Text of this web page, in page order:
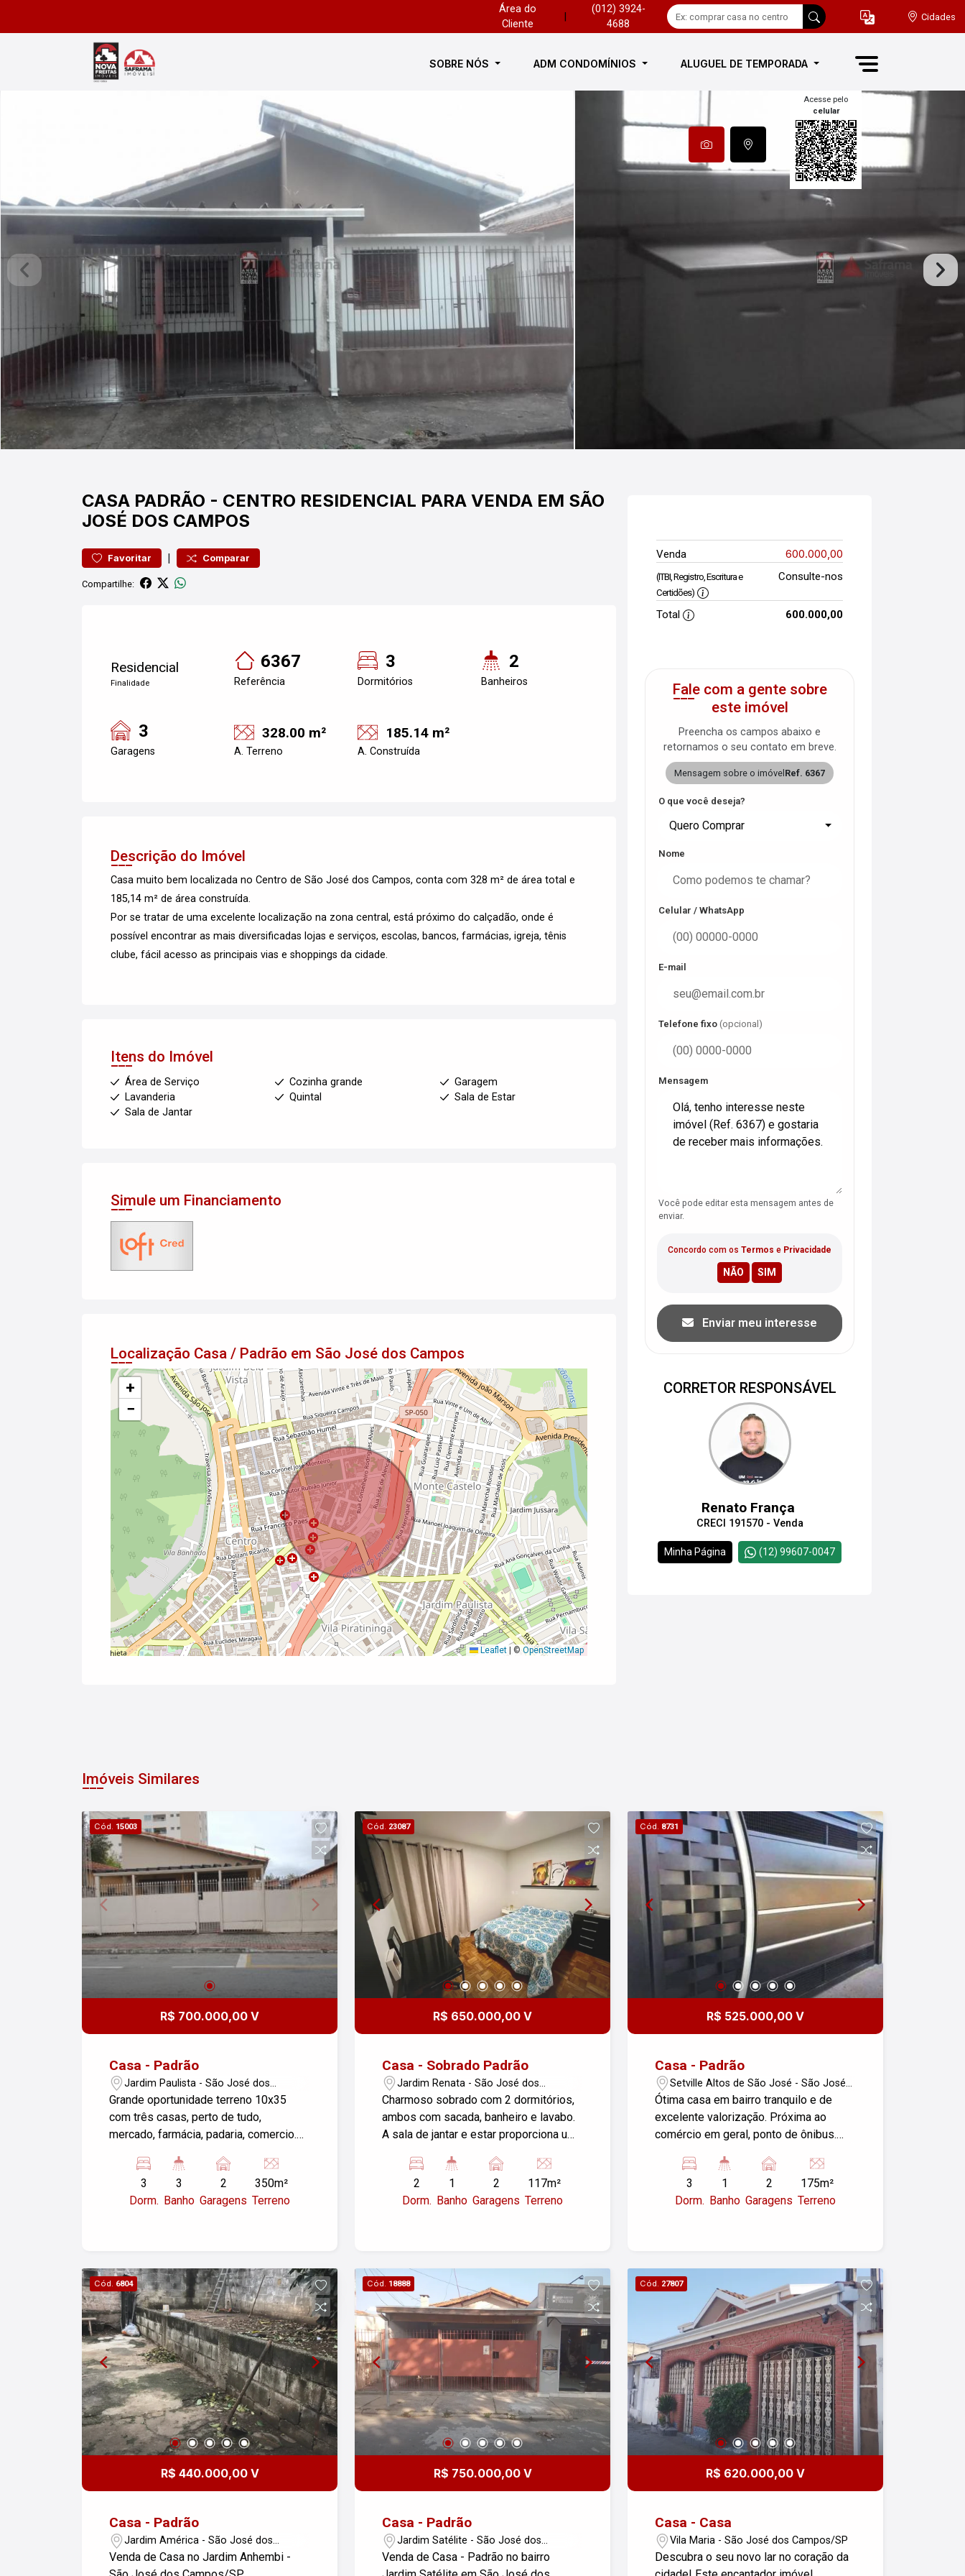
Área do
Cliente
(012) 3924-
4688
Cidades
SOBRE NÓS ADM CONDOMÍNIOS ALUGUEL DE TEMPORADA
Acesse pelo
celular
CASA PADRÃO - CENTRO RESIDENCIAL PARA VENDA EM SÃO
JOSÉ DOS CAMPOS
Favoritar | Comparar
Compartilhe:
Residencial
Finalidade
6367
Referência
3
Dormitórios
2
Banheiros
3
Garagens
328.00 m²
A. Terreno
185.14 m²
A. Construída
Descrição do Imóvel
Casa muito bem localizada no Centro de São José dos Campos, conta com 328 m² de área total e
185,14 m² de área construída.
Por se tratar de uma excelente localização na zona central, está próximo do calçadão, onde é
possível encontrar as mais diversificadas lojas e serviços, escolas, bancos, farmácias, igreja, tênis
clube, fácil acesso as principais vias e shoppings da cidade.
Itens do Imóvel
Área de Serviço Cozinha grande
Garagem
Lavanderia
Quintal
Sala de Estar
Sala de Jantar
Simule um Financiamento
Localização Casa / Padrão em São José dos Campos
+
−
Leaflet ©OpenStreetMap
Venda 600.000,00
(ITBI, Registro, Escritura e
Certidões)
Consulte-nos
Total 600.000,00
Fale com a gente sobre
este imóvel
Preencha os campos abaixo e
retornamos o seu contato em breve.
Mensagem sobre o imóvel Ref. 6367
O que você deseja?
Quero Comprar
Nome
Celular / WhatsApp
E-mail
Telefone fixo (opcional)
Mensagem
Você pode editar esta mensagem antes de
enviar.
Concordo com os Termos e Privacidade
Enviar meu interesse
CORRETOR RESPONSÁVEL
Renato França
CRECI 191570 - Venda
Minha Página (12) 99607-0047
Imóveis Similares
Cód. 15003
R$ 700.000,00 V
Casa - Padrão
Jardim Paulista - São José dos
Campos/SP
Grande oportunidade terreno 10x35
com três casas, perto de tudo,
mercado, farmácia, padaria, comercio.
350 m² | Área construída: 350 m² - 3
dormitórios (sendo 1 suíte) - 3
banheiros - 2 vagas de garagem
3
Dorm.
3
Banho
2
Garagens
350m²
Terreno
Cód. 23087
R$ 650.000,00 V
Casa - Sobrado Padrão
Jardim Renata - São José dos
Campos/SP
Charmoso sobrado com 2 dormitórios,
ambos com sacada, banheiro e lavabo.
A sala de jantar e estar proporciona um
para momentos ao ar livre. Com portão
automático, oferece segurança e
praticidade. Ideal para quem busca
2
Dorm.
1
Banho
2
Garagens
117m²
Terreno
Cód. 8731
R$ 525.000,00 V
Casa - Padrão
Setville Altos de São José - São José
dos Campos/SP
Ótima casa em bairro tranquilo e de
excelente valorização. Próxima ao
comércio em geral, ponto de ônibus.
3
Dorm.
1
Banho
2
Garagens
175m²
Terreno
Cód. 6804
R$ 440.000,00 V
Casa - Padrão
Jardim América - São José dos
Campos/SP
Venda de Casa no Jardim Anhembi -
Cód. 18888
R$ 750.000,00 V
Casa - Padrão
Jardim Satélite - São José dos
Campos/SP
Venda de Casa - Padrão no bairro
Cód. 27807
R$ 620.000,00 V
Casa - Casa
Vila Maria - São José dos Campos/SP
Descubra o seu novo lar no coração da